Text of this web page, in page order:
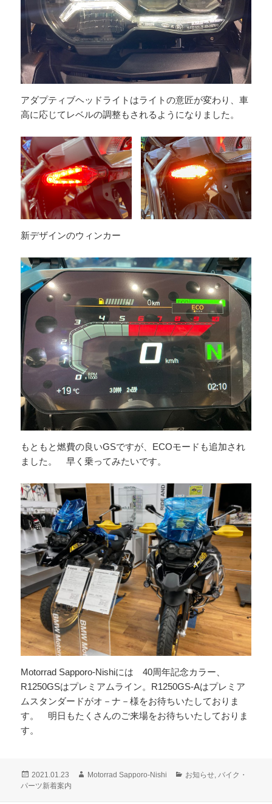
アダプティブヘッドライトはライトの意匠が変わり、車
高に応じてレベルの調整もされるようになりました。
新デザインのウィンカー
もともと燃費の良いGSですが、ECOモードも追加され
ました。 早く乗ってみたいです。
Motorrad Sapporo-Nishiには 40周年記念カラー、
R1250GSはプレミアムライン。R1250GS-Aはプレミア
ムスタンダードがオ－ナ－様をお待ちいたしておりま
す。 明日もたくさんのご来場をお待ちいたしておりま
す。
投
稿
2021.01.23
作
Motorrad Sapporo-Nishi
カ
お知らせ バイク・
パーツ新着案内